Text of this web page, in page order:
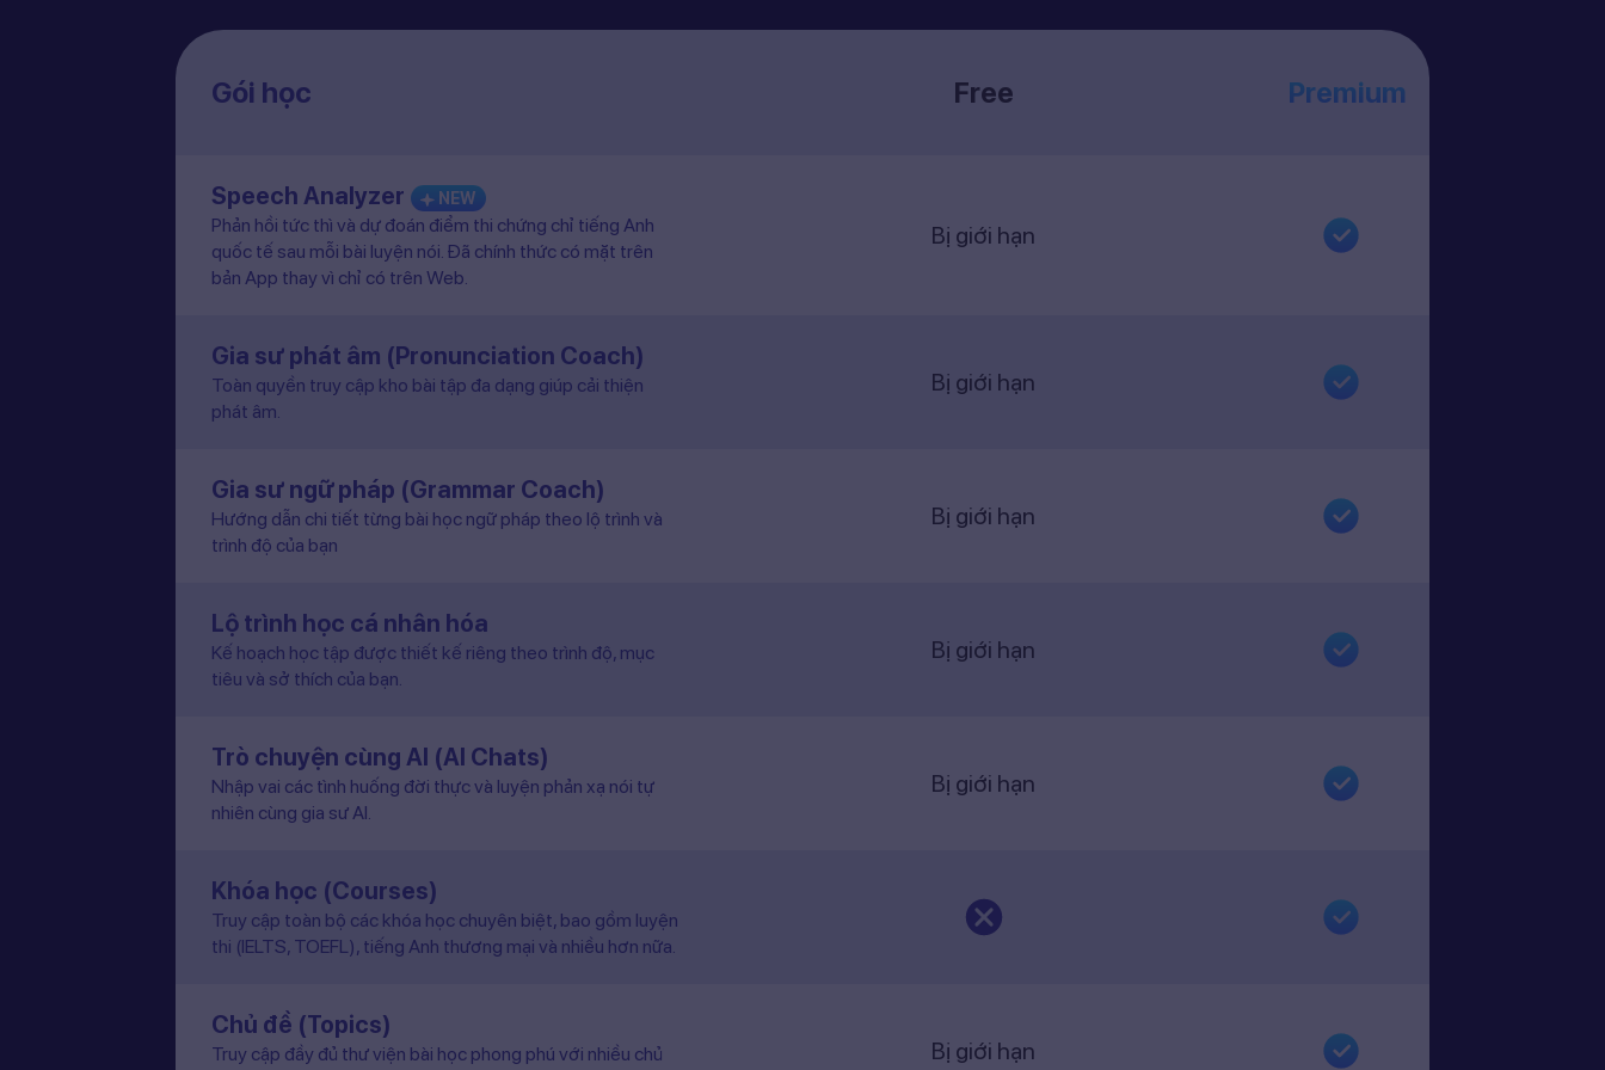
Gói học Free Premium
Speech Analyzer NEW
Phản hồi tức thì và dự đoán điểm thi chứng chỉ tiếng Anh
quốc tế sau mỗi bài luyện nói. Đã chính thức có mặt trên
bản App thay vì chỉ có trên Web.
Bị giới hạn
Gia sư phát âm (Pronunciation Coach)
Toàn quyền truy cập kho bài tập đa dạng giúp cải thiện
phát âm.
Bị giới hạn
Gia sư ngữ pháp (Grammar Coach)
Hướng dẫn chi tiết từng bài học ngữ pháp theo lộ trình và
trình độ của bạn
Bị giới hạn
Lộ trình học cá nhân hóa
Kế hoạch học tập được thiết kế riêng theo trình độ, mục
tiêu và sở thích của bạn.
Bị giới hạn
Trò chuyện cùng AI (AI Chats)
Nhập vai các tình huống đời thực và luyện phản xạ nói tự
nhiên cùng gia sư AI.
Bị giới hạn
Khóa học (Courses)
Truy cập toàn bộ các khóa học chuyên biệt, bao gồm luyện
thi (IELTS, TOEFL), tiếng Anh thương mại và nhiều hơn nữa.
Chủ đề (Topics)
Truy cập đầy đủ thư viện bài học phong phú với nhiều chủ
Bị giới hạn